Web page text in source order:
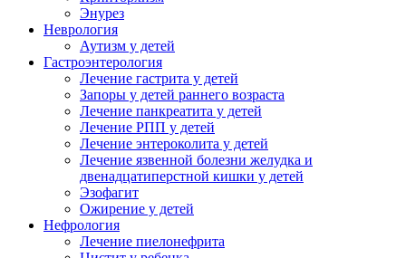
Энурез
Неврология
Аутизм у детей
Гастроэнтерология
Лечение гастрита у детей
Запоры у детей раннего возраста
Лечение панкреатита у детей
Лечение РПП у детей
Лечение энтероколита у детей
Лечение язвенной болезни желудка и
двенадцатиперстной кишки у детей
Эзофагит
Ожирение у детей
Нефрология
Лечение пиелонефрита